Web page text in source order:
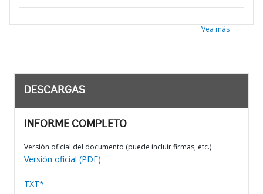
Vea más
DESCARGAS
INFORME COMPLETO
Versión oficial del documento (puede incluir firmas, etc.)
Versión oficial (PDF)
TXT*